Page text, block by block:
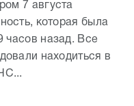
7 августа
которая была
часов назад. Все
находиться в